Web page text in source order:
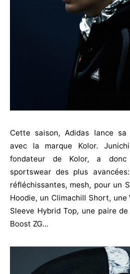
Cette saison, Adidas lance sa
avec la marque Kolor.
fondateur de Kolor, a
sportswear des plus
réfléchissantes, mesh, pour un
Hoodie, un Climachill Short, une
Sleeve Hybrid Top, une paire
Boost ZG…